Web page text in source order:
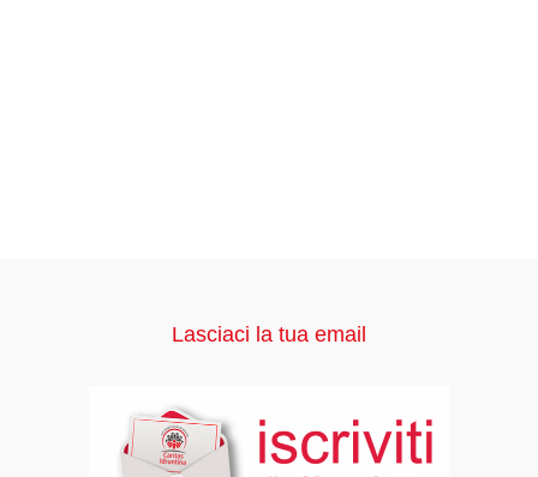
Lasciaci la tua email